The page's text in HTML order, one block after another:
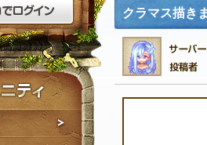
外部サービスIDでログ
クラマス描き